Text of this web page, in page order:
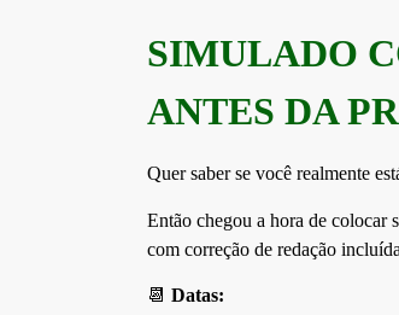
SIMULADO
ANTES DA
Quer saber se você realmente
Então chegou a hora de colocar
com correção de redação
📆 Datas: